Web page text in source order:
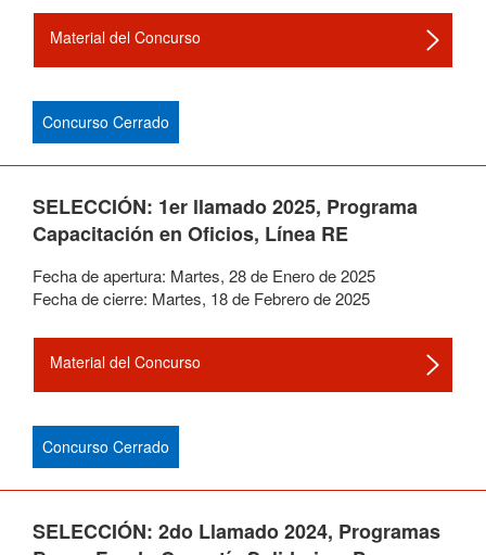
Material del Concurso
Concurso Cerrado
SELECCIÓN: 1er llamado 2025, Programa
Capacitación en Oficios, Línea RE
Fecha de apertura: Martes, 28de Enerode2025
Fecha de cierre: Martes, 18de Febrerode2025
Material del Concurso
Concurso Cerrado
SELECCIÓN: 2do Llamado 2024, Programas